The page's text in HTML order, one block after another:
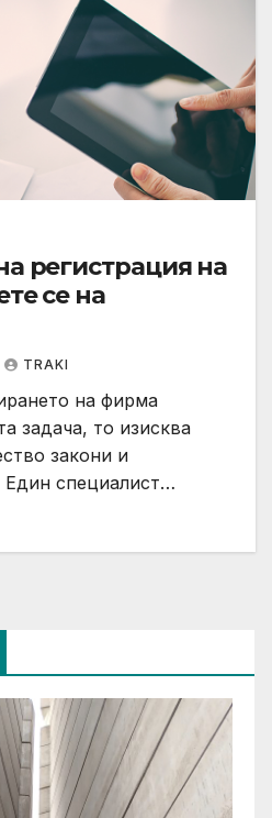
регистрация на
се на
TRAKI
на фирма
задача, то изисква
закони и
Един специалист…